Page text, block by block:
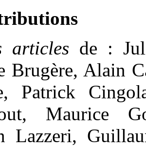
articles de :
Brugère, Alain
Patrick
Maurice
Lazzeri,